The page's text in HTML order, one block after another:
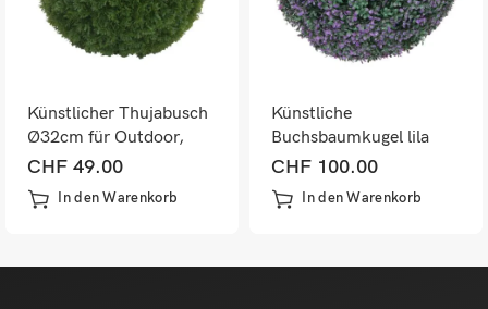
Künstlicher Thujabusch
Ø32cm für Outdoor,
Lebensbaum
Dekopflanze
CHF 49.00
In den Warenkorb
Künstliche
Buchsbaumkugel lila
Ø55cm Outdoor
Dekopflanze
CHF 100.00
In den Warenkorb